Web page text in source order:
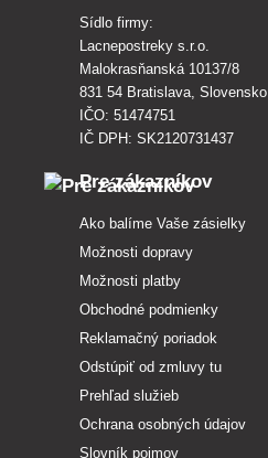
Sídlo firmy:
Lacnepostreky s.r.o.
Malokrasňanská 10137/8
831 54 Bratislava, Slovensko
IČO: 51474751
IČ DPH: SK2120731437
Pre zákazníkov
Ako balíme Vaše zásielky
Možnosti dopravy
Možnosti platby
Obchodné podmienky
Reklamačný poriadok
Odstúpiť od zmluvy tu
Prehľad služieb
Ochrana osobných údajov
Slovník pojmov